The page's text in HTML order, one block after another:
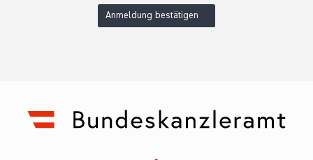
Anmeldung bestätigen